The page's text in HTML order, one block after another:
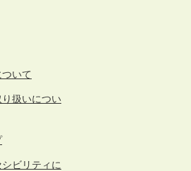
いて
扱いについ
ビリティに